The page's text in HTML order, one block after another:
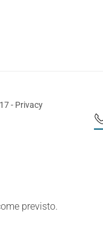
- Privacy
previsto.